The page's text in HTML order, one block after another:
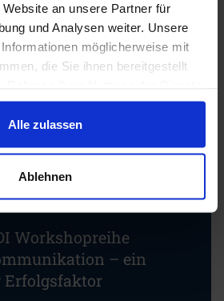
an unsere Partner für
und Analysen weiter. Unsere
möglicherweise mit
die Sie ihnen bereitgestellt
Alle zulassen
Ablehnen
Workshopreihe
– ein
Erfolgsfaktor